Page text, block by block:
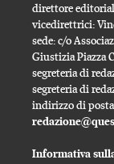
direttore
vicedirettrici:
sede: c/o
Giustizia Piazza
segreteria di
segreteria di
indirizzo di
Informativa